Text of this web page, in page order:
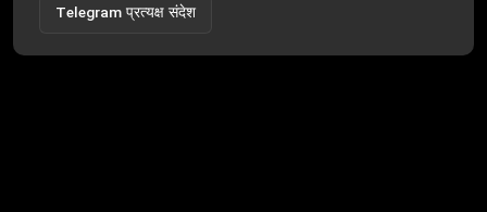
Telegram प्रत्यक्ष संदेश